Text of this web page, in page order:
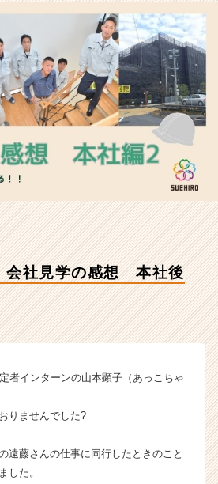
株
・
会社見学の感想 本社後
者インターンの山本顕子（あっこちゃ
りませんでした?
遠藤さんの仕事に同行したときのこと
した。